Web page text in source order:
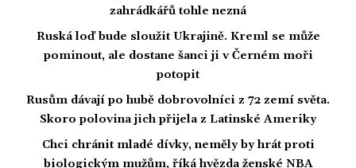
zahrádkářů tohle nezná
Ruská loď bude sloužit Ukrajině. Kreml se může
pominout, ale dostane šanci ji v Černém moři
potopit
Rusům dávají po hubě dobrovolníci z 72 zemí světa.
Skoro polovina jich přijela z Latinské Ameriky
Chci chránit mladé dívky, neměly by hrát proti
biologickým mužům, říká hvězda ženské NBA